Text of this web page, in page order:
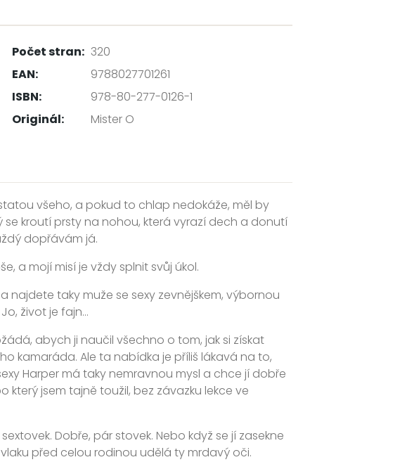
Počet stran: 320
EAN:
9788027701261
ISBN:
978-80-277-0126-1
Originál:
Mister O
všeho, a pokud to chlap nedokáže, měl by
se kroutí prsty na nohou, která vyrazí dech a donutí
dopřávám já.
a mojí misí je vždy splnit svůj úkol.
najdete taky muže se sexy zevnějškem, výbornou
život je fajn...
abych ji naučil všechno o tom, jak si získat
kamaráda. Ale ta nabídka je příliš lákavá na to,
Harper má taky nemravnou mysl a chce jí dobře
který jsem tajně toužil, bez závazku lekce ve
Dobře, pár stovek. Nebo když se jí zasekne
před celou rodinou udělá ty mrdavý oči.